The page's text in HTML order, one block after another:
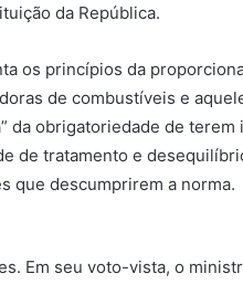
da República.
os princípios da
de combustíveis e
da obrigatoriedade de terem
de tratamento e
que descumprirem a norma.
Em seu voto-vista, o